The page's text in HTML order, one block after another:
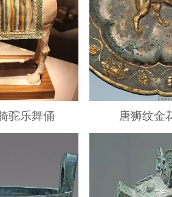
驼乐舞俑 唐狮纹金